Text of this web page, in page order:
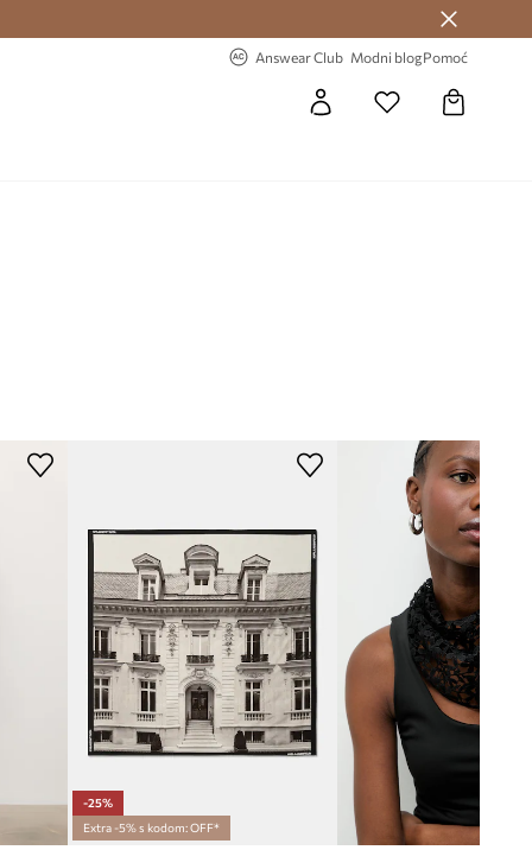
Answear Club Modni blogPomoć
-25%
Extra -5% s kodom: OFF*